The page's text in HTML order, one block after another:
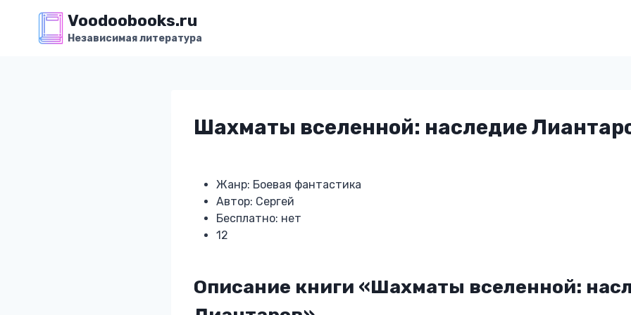
содержимому
Voodoobooks.ru
Независимая литература
Шахматы вселенной: наследие
Жанр: Боевая фантастика
Автор: Сергей
Бесплатно: нет
12
Описание книги «Шахматы вселенной: